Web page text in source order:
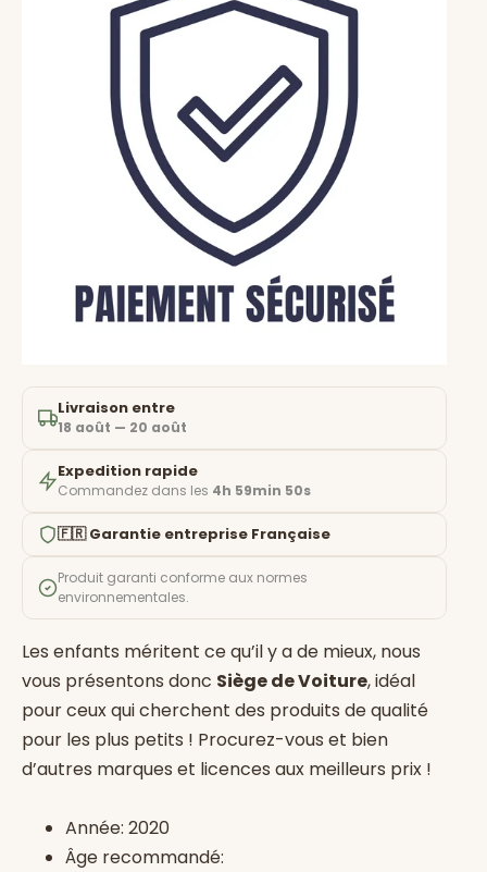
Livraison entre
18 août — 20 août
Expedition rapide
Commandez dans les 4h 59min 49s
🇫🇷 Garantie entreprise Française
Produit garanti conforme aux normes
environnementales.
Les enfants méritent ce qu’il y a de mieux, nous
vous présentons donc Siège de Voiture, idéal
pour ceux qui cherchent des produits de qualité
pour les plus petits ! Procurez-vous et bien
d’autres marques et licences aux meilleurs prix !
Année: 2020
Âge recommandé: